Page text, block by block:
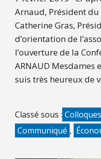
Arnaud, Président du
Catherine Gras,
d’orientation de
l’ouverture de la
ARNAUD Mesdames
suis très heureux de
Classé sous :
Communiqué ,